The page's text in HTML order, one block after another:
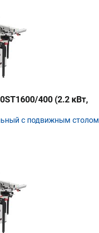
400 (2.2 кВт,
с подвижным столом